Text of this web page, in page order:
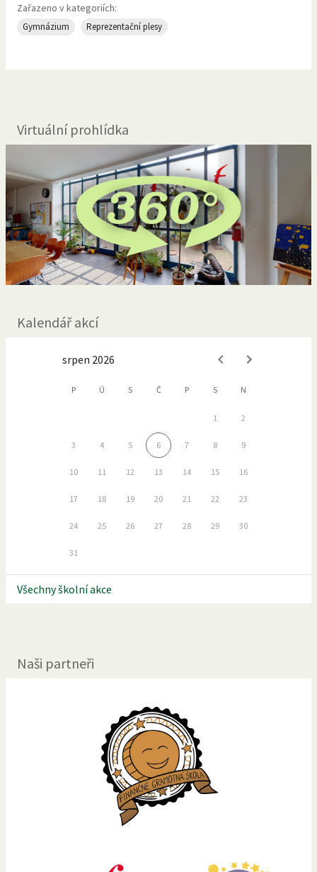
Zařazeno v kategoriích:
Gymnázium Reprezentační plesy
Virtuální prohlídka
Kalendář akcí
srpen 2026
P Ú S Č P S N
1 2
3 4 5 6 7 8 9
10 11 12 13 14 15 16
17 18 19 20 21 22 23
24 25 26 27 28 29 30
31
Všechny školní akce
Naši partneři